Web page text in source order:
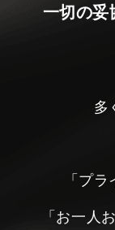
一切の妥
多
「プ
「お一人